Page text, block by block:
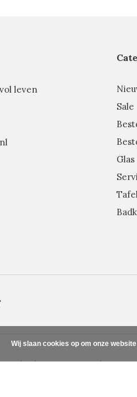
leven
Sale
Glas
- Theme ByDMWSxPlus+
Wij slaan cookies op om onze